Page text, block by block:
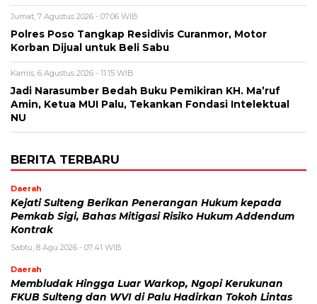
Jumat, 7 Agustus 2026 - 07:06 WIB
Polres Poso Tangkap Residivis Curanmor, Motor
Korban Dijual untuk Beli Sabu
Kamis, 6 Agustus 2026 - 11:15 WIB
Jadi Narasumber Bedah Buku Pemikiran KH. Ma’ruf
Amin, Ketua MUI Palu, Tekankan Fondasi Intelektual
NU
BERITA TERBARU
Daerah
Kejati Sulteng Berikan Penerangan Hukum kepada
Pemkab Sigi, Bahas Mitigasi Risiko Hukum Addendum
Kontrak
Sabtu, 8 Agu 2026 - 07:41 WIB
Daerah
Membludak Hingga Luar Warkop, Ngopi Kerukunan
FKUB Sulteng dan WVI di Palu Hadirkan Tokoh Lintas